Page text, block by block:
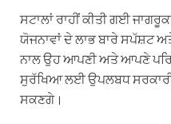
ਸਟਾਲਾਂ ਰਾਹੀਂ ਕੀਤੀ ਗਈ
ਯੋਜਨਾਵਾਂ ਦੇ ਲਾਭ ਬਾਰੇ ਸਪੱਸ਼ਟ
ਨਾਲ ਉਹ ਆਪਣੀ ਅਤੇ ਆਪਣੇ
ਸੁਰੱਖਿਆ ਲਈ ਉਪਲਬਧ ਸਰਕਾਰੀ
ਸਕਣਗੇ।